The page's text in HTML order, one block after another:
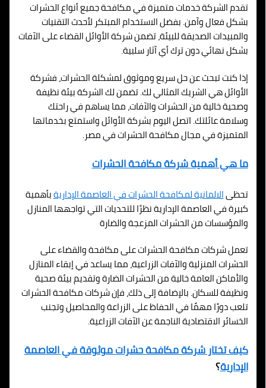
تقدم الشركة خدمات متميزة في مكافحة جميع أنواع الحشرات
بشكل فعال وآمن. بفضل الاستخدام المبتكر لأحدث التقنيات
والمبيدات الصديقة للبيئة، تضمن شركة الأوائل القضاء على الآفات
بشكل نهائي دون ترك أي آثار سلبية.
إذا كنت تبحث عن حل سريع وموثوق لمشكلة الحشرات، فشركة
الأوائل هي الشريك المثالي لك. تضمن لك الشركة بيئة نظيفة
وصحية خالية من الحشرات والآفات، مما يساهم في راحتك
وسلامة عائلتك. اتصل اليوم بشركة الأوائل واستمتع بخدماتها
المتميزة في مجال مكافحة الحشرات في مصر.
ما هي أهمية شركة مكافحة الحشرات
تحظىالالمانية لمكافحة الحشرات فيالعاصمة الإداريةبأهمية
كبيرة فيالعاصمة الإداريةنظرًا للتحديات التي تواجهها المنازل
والمؤسسات من الحشرات المزعجة والضارة
تعمل شركات مكافحة الحشرات على مكافحة والقضاء على
الحشرات المنزلية والآفات الزراعية، مما يساعد في إبقاء المنازل
والأماكن العامة خالية من الحشرات الضارة وتقديم بيئة صحية
ونظيفة للسكان. بالإضافة إلى ذلك، فإن شركات مكافحة الحشرات
تلعب دورًا مهمًا في الحفاظ على الزراعة والمحاصيل وتجنب
الخسائر الاقتصادية الناجمة عن الآفات الزراعية.
كيف تختار شركة مكافحة حشرات موثوقة فيالعاصمة
الإدارية؟